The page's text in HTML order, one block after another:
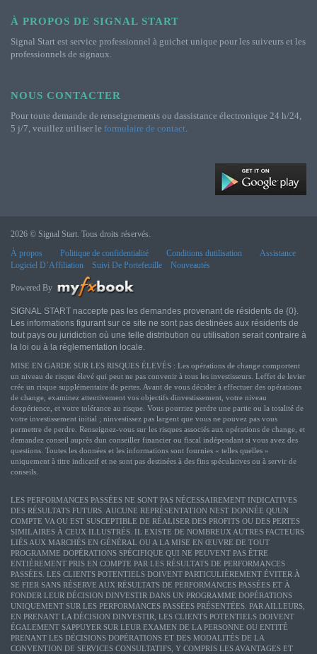
À PROPOS DE SIGNAL START
Signal Start est service professionnel à guichet unique pour les suiveurs et les
professionnels de signaux.
NOUS CONTACTER
Pour toute demande de renseignements ou dassistance électronique 24 h/24,
5 j/7, veuillez utiliser le formulaire de contact.
2026 © Signal Start. Tous droits réservés.
À propos
Politique de confidentialité Conditions dutilisation
Assistance
Logiciel D’Affiliation
Suivi De Portefeuille Nouveautés
Powered By
SIGNAL START naccepte pas les demandes provenant de résidents de {0}.
Les informations figurant sur ce site ne sont pas destinées aux résidents de
tout pays ou juridiction où une telle distribution ou utilisation serait contraire à
la loi ou à la réglementation locale.
MISE EN GARDE SUR LES RISQUES ÉLEVÉS : Les opérations de change comportent
un niveau de risque élevé qui peut ne pas convenir à tous les investisseurs. Leffet de levier
crée un risque supplémentaire de pertes. Avant de vous décider à effectuer des opérations
de change, examinez attentivement vos objectifs dinvestissement, votre niveau
dexpérience, et votre tolérance au risque. Vous pourriez perdre une partie ou la totalité de
votre investissement initial ; ninvestissez pas largent que vous ne pouvez pas vous
permettre de perdre. Renseignez-vous sur les risques associés aux opérations de change, et
demandez conseil auprès dun conseiller financier ou fiscal indépendant si vous avez des
questions. Toutes les données et les informations sont fournies « telles quelles »
uniquement à titre indicatif et ne sont pas destinées à des fins spéculatives ou à servir de
conseils.
LES PERFORMANCES PASSÉES NE SONT PAS NÉCESSAIREMENT INDICATIVES
DES RÉSULTATS FUTURS. AUCUNE REPRÉSENTATION NEST DONNÉE QUUN
COMPTE VA OU EST SUSCEPTIBLE DE RÉALISER DES PROFITS OU DES PERTES
SIMILAIRES À CEUX ILLUSTRÉS. IL EXISTE DE NOMBREUX AUTRES FACTEURS
LIÉS AUX MARCHÉS EN GÉNÉRAL OU A LA MISE EN ŒUVRE DE TOUT
PROGRAMME DOPÉRATIONS SPÉCIFIQUE QUI NE PEUVENT PAS ÊTRE
ENTIÈREMENT PRIS EN COMPTE PAR LES RÉSULTATS DE PERFORMANCES
PASSÉES. LES CLIENTS POTENTIELS DOIVENT PARTICULIÈREMENT ÉVITER À
SE FIER SANS RÉSERVE AUX RÉSULTATS DE PERFORMANCES PASSÉES ET À
FONDER LEUR DÉCISION DINVESTIR DANS UN PROGRAMME DOPÉRATIONS
UNIQUEMENT SUR LES PERFORMANCES PASSÉES PRÉSENTÉES. PAR AILLEURS,
EN PRENANT LA DÉCISION DINVESTIR, LES CLIENTS POTENTIELS DOIVENT
ÉGALEMENT SAPPUYER SUR LEUR EXAMEN DE LA PERSONNE OU ENTITÉ
PRENANT LES DÉCISIONS DOPÉRATIONS ET DES MODALITÉS DE LA
CONVENTION DE SERVICES CONSULTATIFS, Y COMPRIS LES AVANTAGES ET